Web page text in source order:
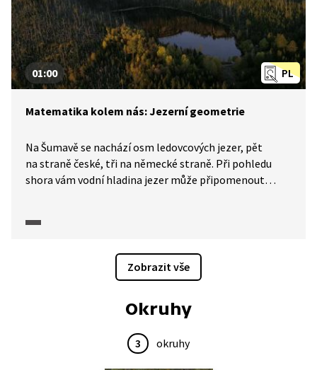
PL
01:00
Matematika kolem nás: Jezerní geometrie
Na Šumavě se nachází osm ledovcových jezer, pět
na straně české, tři na německé straně. Při pohledu
shora vám vodní hladina jezer může připomenout
Zobrazit vše
Okruhy
3 okruhy